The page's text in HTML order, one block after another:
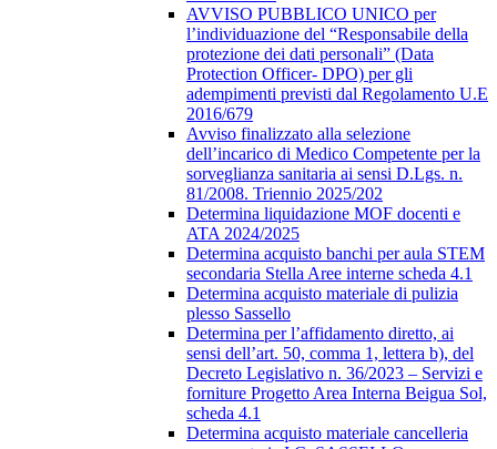
AVVISO PUBBLICO UNICO per
l’individuazione del “Responsabile della
protezione dei dati personali” (Data
Protection Officer- DPO) per gli
adempimenti previsti dal Regolamento U.E
2016/679
Avviso finalizzato alla selezione
dell’incarico di Medico Competente per la
sorveglianza sanitaria ai sensi D.Lgs. n.
81/2008. Triennio 2025/202
Determina liquidazione MOF docenti e
ATA 2024/2025
Determina acquisto banchi per aula STEM
secondaria Stella Aree interne scheda 4.1
Determina acquisto materiale di pulizia
plesso Sassello
Determina per l’affidamento diretto, ai
sensi dell’art. 50, comma 1, lettera b), del
Decreto Legislativo n. 36/2023 – Servizi e
forniture Progetto Area Interna Beigua Sol,
scheda 4.1
Determina acquisto materiale cancelleria